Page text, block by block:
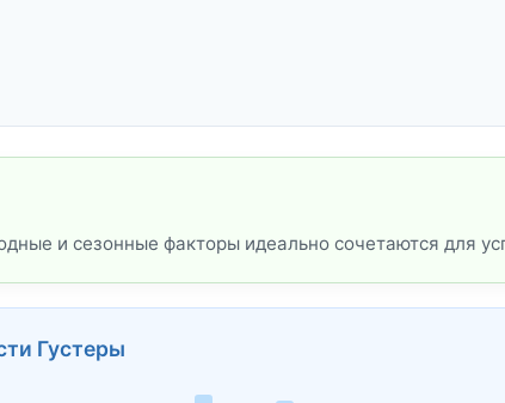
и сезонные факторы идеально сочетаются для
Густеры